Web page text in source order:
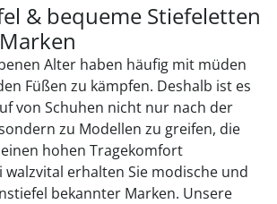
& bequeme Stiefeletten
Alter haben häufig mit müden
Füßen zu kämpfen. Deshalb ist es
von Schuhen nicht nur nach der
zu Modellen zu greifen, die
hohen Tragekomfort
walzvital erhalten Sie modische und
bekannter Marken. Unsere